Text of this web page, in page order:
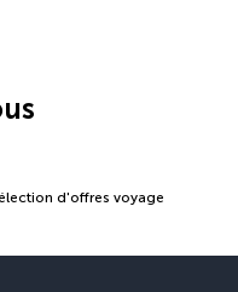
d'offres voyage